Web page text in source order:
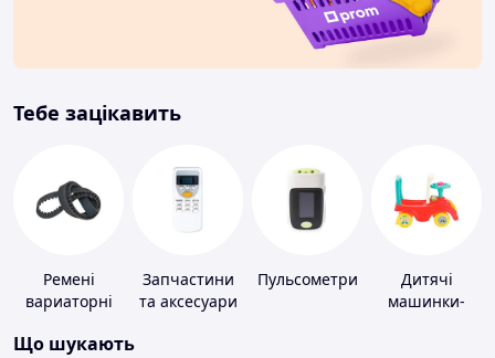
Тебе зацікавить
Ремені
вариаторні
Запчастини
та аксесуари
кондиціонерів
Пульсометри
Дитячі
машинки-
Що шукають